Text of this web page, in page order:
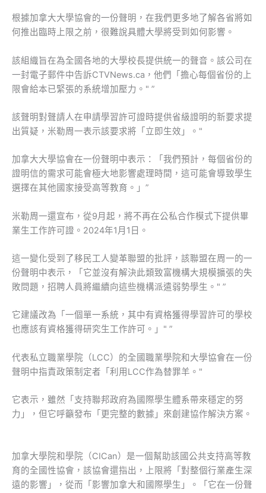
根據加拿大大學協會的一份聲明，在我們更多地了解各省將如
何推出臨時上限之前，很難說具體大學將受到如何影響。
該組織旨在為全國各地的大學校長提供統一的聲音。該公司在
一封電子郵件中告訴CTVNews.ca，他們「擔心每個省份的上
限會給本已緊張的系統增加壓力。" ”
該聲明對聲請人在申請學習許可證時提供省級證明的新要求提
出質疑，米勒周一表示該要求將「立即生效」。"
加拿大大學協會在一份聲明中表示：「我們預計，每個省份的
證明信的需求可能會極大地影響處理時間，這可能會導致學生
選擇在其他國家接受高等教育。」”
米勒周一還宣布，從9月起，將不再在公私合作模式下提供畢
業生工作許可證。2024年1月1日。
這一變化受到了移民工人變革聯盟的批評，該聯盟在周一的一
份聲明中表示，「它並沒有解決此類致富機構大規模擴張的失
敗問題，招聘人員將繼續向這些機構派遣弱勢學生。" ”
它建議改為「一個單一系統，其中有資格獲得學習許可的學校
也應該有資格獲得研究生工作許可。」" ”
代表私立職業學院（LCC）的全國職業學院和大學協會在一份
聲明中指責政策制定者「利用LCC作為替罪羊。"
它表示，雖然「支持聯邦政府為國際學生體系帶來穩定的努
力」，但它呼籲發布「更完整的數據」來創建協作解決方案。
加拿大學院和學院（CICan）是一個幫助該國公共支持高等教
育的全國性協會，該協會還指出，上限將「對整個行業產生深
遠的影響」，從而「影響加拿大和國際學生」。「它在一份聲